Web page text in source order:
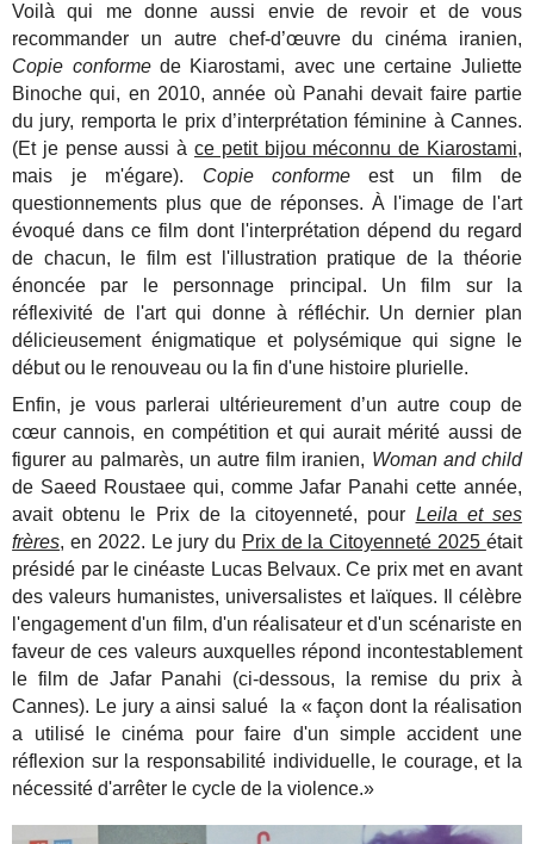
Voilà qui me donne aussi envie de revoir et de vous
recommander un autre chef-d’œuvre du cinéma iranien,
Copie conforme de Kiarostami, avec une certaine Juliette
Binoche qui, en 2010, année où Panahi devait faire partie
du jury, remporta le prix d’interprétation féminine à Cannes.
(Et je pense aussi à ce petit bijou méconnu de Kiarostami,
mais je m'égare). Copie conforme est un film de
questionnements plus que de réponses. À
l'image de l'art
évoqué dans ce film dont l'interprétation dépend du regard
de chacun, le film est l'illustration pratique de la théorie
énoncée par le personnage principal. Un film sur la
réflexivité de l'art qui donne à réfléchir. Un dernier plan
délicieusement énigmatique et polysémique qui signe le
début ou le renouveau ou la fin d'une histoire plurielle.
Enfin, je vous parlerai ultérieurement d’un autre coup de
cœur cannois, en compétition et qui aurait mérité aussi de
figurer au palmarès, un autre film iranien, Woman and child
de Saeed Roustaee qui, comme Jafar Panahi cette année,
avait obtenu le Prix de la citoyenneté, pour Leila et ses
frères, en 2022. Le jury du Prix de la Citoyenneté 2025 était
présidé par le cinéaste Lucas Belvaux. Ce prix met en avant
des valeurs humanistes, universalistes et laïques. Il célèbre
l'engagement d'un film, d'un réalisateur et d'un scénariste en
faveur de ces valeurs auxquelles répond incontestablement
le film de Jafar Panahi (ci-dessous, la remise du prix à
Cannes). Le jury a ainsi salué la « façon dont la réalisation
a utilisé le cinéma pour faire d'un simple accident une
réflexion sur la responsabilité individuelle, le courage, et la
nécessité d'arrêter le cycle de la violence.»